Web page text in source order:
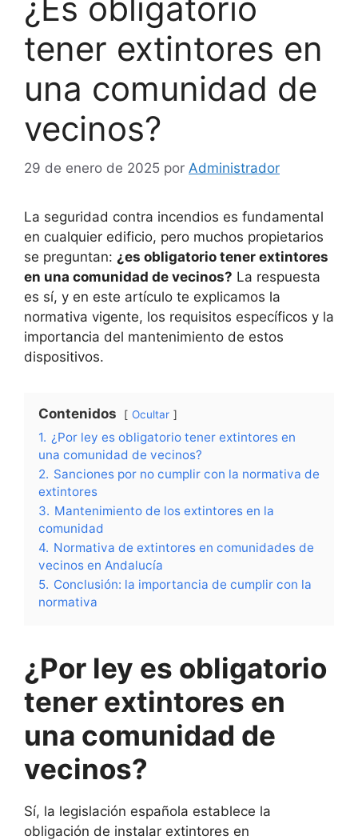
¿Es obligatorio
tener extintores en
una comunidad de
vecinos?
29 de enero de 2025 por Administrador
La seguridad contra incendios es fundamental
en cualquier edificio, pero muchos propietarios
se preguntan: ¿es obligatorio tener extintores
en una comunidad de vecinos? La respuesta
es sí, y en este artículo te explicamos la
normativa vigente, los requisitos específicos y la
importancia del mantenimiento de estos
dispositivos.
Contenidos Ocultar
1. ¿Por ley es obligatorio tener extintores en
una comunidad de vecinos?
2. Sanciones por no cumplir con la normativa de
extintores
3. Mantenimiento de los extintores en la
comunidad
4. Normativa de extintores en comunidades de
vecinos en Andalucía
5. Conclusión: la importancia de cumplir con la
normativa
¿Por ley es obligatorio
tener extintores en
una comunidad de
vecinos?
Sí, la legislación española establece la
obligación de instalar extintores en